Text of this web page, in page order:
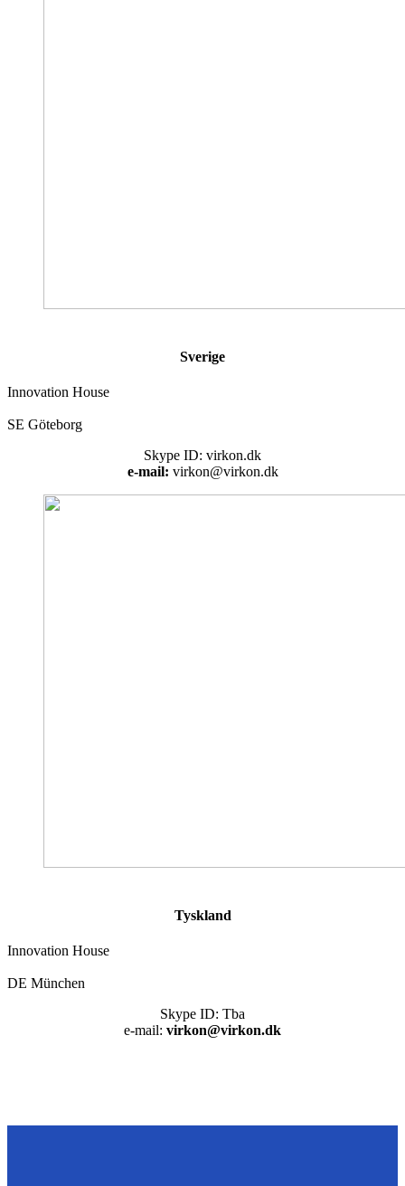
Sverige
Innovation House
SE Göteborg
Skype ID: virkon.dk
e-mail: virkon@virkon.dk
Tyskland
Innovation House
DE München
Skype ID: Tba
e-mail: virkon@virkon.dk